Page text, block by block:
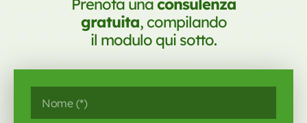
Prenota unaconsulenza
gratuita, compilando
il modulo qui sotto.